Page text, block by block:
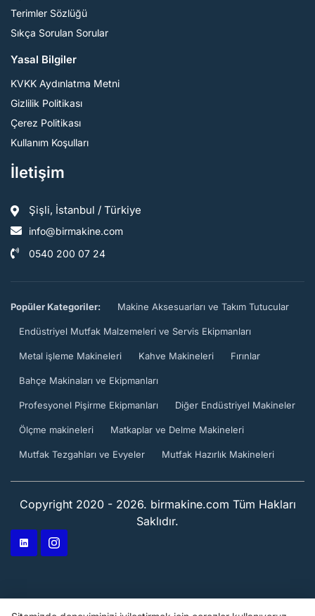
Terimler Sözlüğü
Sıkça Sorulan Sorular
Yasal Bilgiler
KVKK Aydınlatma Metni
Gizlilik Politikası
Çerez Politikası
Kullanım Koşulları
İletişim
Şişli, İstanbul / Türkiye
info@birmakine.com
0540 200 07 24
Popüler Kategoriler: Makine Aksesuarları ve Takım Tutucular
Endüstriyel Mutfak Malzemeleri ve Servis Ekipmanları
Metal işleme Makineleri Kahve Makineleri Fırınlar
Bahçe Makinaları ve Ekipmanları
Profesyonel Pişirme Ekipmanları Diğer Endüstriyel Makineler
Ölçme makineleri Matkaplar ve Delme Makineleri
Mutfak Tezgahları ve Evyeler Mutfak Hazırlık Makineleri
Copyright 2020 - 2026. birmakine.com Tüm Hakları
Saklıdır.